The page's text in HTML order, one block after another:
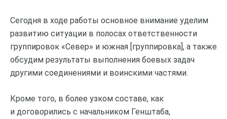
Сегодня в ходе работы основное внимание уделим
развитию ситуации в полосах ответственности
группировок «Север» и южная [группировка], а также
обсудим результаты выполнения боевых задач
другими соединениями и воинскими частями.
Кроме того, в более узком составе, как
и договорились с начальником Генштаба,